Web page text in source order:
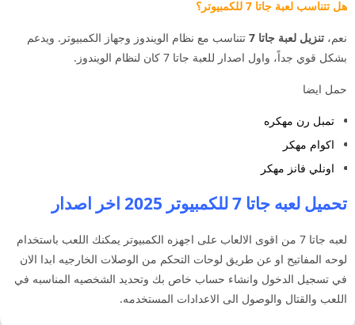
هل تتناسب لعبة جاتا 7 للكمبيوتر؟
نعم، تنزيل لعبة جاتا 7
تتناسب مع نظام الويندوز وجهاز الكمبيوتر. ويدعم
بشكل قوي جداً، واول اصدار للعبة جاتا 7 كان لنظام الويندوز.
حمل ايضا
تمبل رن مهكره
اكوام مهكر
اونلي فانز مهكر
تحميل لعبه جاتا 7 للكمبيوتر 2025 اخر اصدار
لعبه جاتا 7 من اقوى الالعاب على اجهزه الكمبيوتر يمكنك اللعب باستخدام
لوحه المفاتيح او عن طريق لوحات التحكم من الوصلات الخارجيه ابدا الان
في تسجيل الدخول وانشاء حساب خاص بك وتحديد الشخصيه المناسبه في
اللعب والقتال والوصول الى الاعدادات المستخدمه.